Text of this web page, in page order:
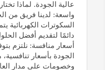
واسعة: لدينا فريق من
السكوترات الكهربائية
دائمًا لتقديم أفضل
أسعار منافسة: نلتزم
الجودة بأسعار
وخصومات على مدار